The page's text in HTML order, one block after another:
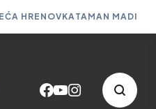
HRENOVKATAMAN MADI